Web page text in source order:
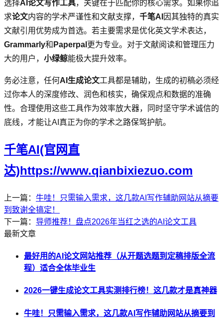
选择AI论文写作工具，关键在于匹配你的核心需求。如果你追
求论文内容的学术严谨性和文献支撑， 千笔AI 因其独特的真实
文献引用优势成为首选。若主要需求是优化英文学术表达，
Grammarly和 Paperpal 更为专业。对于文献阅读和管理压力
大的用户， 小绿鲸能极大提升效率。
务必注意，任何AI生成论文工具都是辅助，生成的初稿必须经
过你本人的深度修改、润色和核实，确保观点和数据的准确
性。合理使用这些工具作为效率放大器，同时坚守学术诚信的
底线，才能让AI真正为你的学术之路保驾护航。
千笔AI(官网直
达)https://www.qianbixiezuo.com
上一篇： 牛哇！只需输入需求，这几款AI写作辅助网站从摘要
到致谢全搞定！
下一篇： 导师推荐！盘点2026年当红之选的AI论文工具
最新文章
最好用的AI论文网站推荐（从开题选题到定稿排版全流
程）适合全体毕业生
2026一键生成论文工具实测排行榜！这几款才是真神器
牛哇！只需输入需求，这几款AI写作辅助网站从摘要到